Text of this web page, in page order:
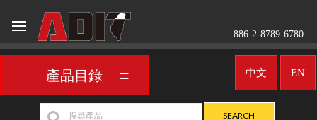
886-2-8789-6780
產品目錄 EN
中文